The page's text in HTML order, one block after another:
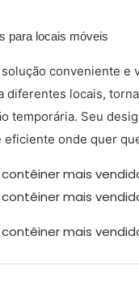
para locais móveis
conveniente
locais,
temporária. Seu
onde quer